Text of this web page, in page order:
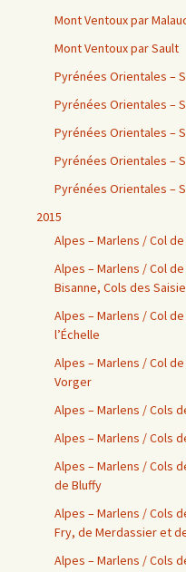
Mont Ventoux par
Mont Ventoux par Sault
Pyrénées Orientales –
Pyrénées Orientales –
Pyrénées Orientales –
Pyrénées Orientales –
Pyrénées Orientales –
2015
Alpes – Marlens / Col
Alpes – Marlens / Col
Bisanne, Cols des
Alpes – Marlens / Col
l’Échelle
Alpes – Marlens / Col
Vorger
Alpes – Marlens / Cols
Alpes – Marlens / Cols
Alpes – Marlens / Cols
de Bluffy
Alpes – Marlens / Cols
Fry, de Merdassier et
Alpes – Marlens / Cols